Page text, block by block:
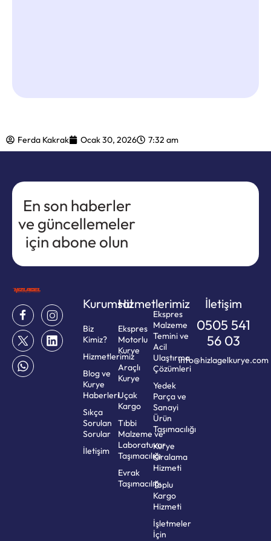
Ferda Kakrak Ocak 30, 2026 7:32 am
En son haberler
ve güncellemeler
için abone olun
Kurumsal
Biz
Kimiz?
Hizmetlerimiz
Blog ve
Kurye
Haberleri
Sıkça
Sorulan
Sorular
İletişim
Hizmetlerimiz
Ekspres
Motorlu
Kurye
Araçlı
Kurye
Uçak
Kargo
Tıbbi
Malzeme ve
Laboratuvar
Taşımacılığı
Evrak
Taşımacılığı
Ekspres
Malzeme
Temini ve
Acil
Ulaştırma
Çözümleri
Yedek
Parça ve
Sanayi
Ürün
Taşımacılığı
Kurye
Kiralama
Hizmeti
Toplu
Kargo
Hizmeti
İşletmeler
İçin
İletişim
0505 541
56 03
info@hizlagelkurye.com